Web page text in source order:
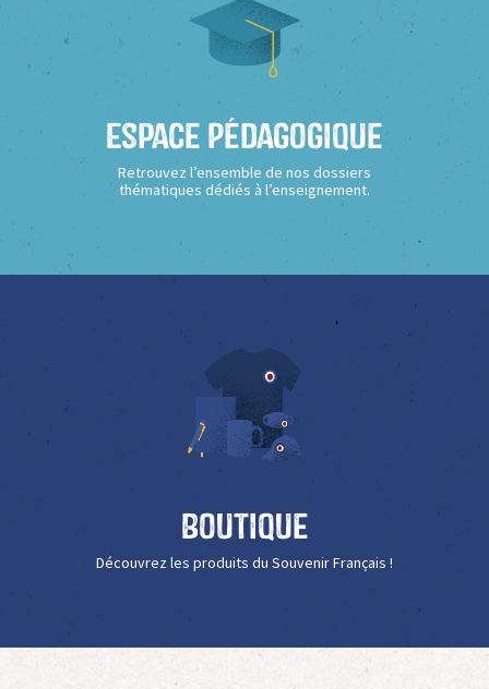
Espace Pédagogique
Retrouvez l’ensemble de nos dossiers
thématiques dédiés à l’enseignement.
Boutique
Découvrez les produits du Souvenir Français !